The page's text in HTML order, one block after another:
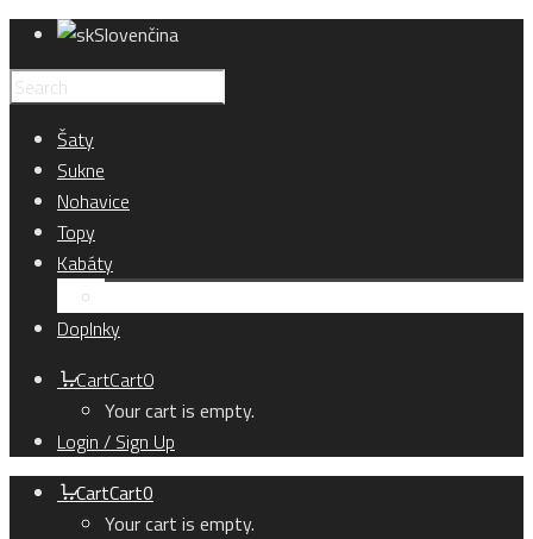
Slovenčina
Šaty
Sukne
Nohavice
Topy
Kabáty
Doplnky
CartCart0
Your cart is empty.
Login / Sign Up
CartCart0
Your cart is empty.